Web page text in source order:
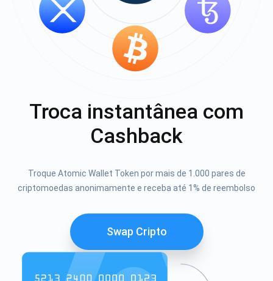
Troca instantânea com
Cashback
Troque Atomic Wallet Token por mais de 1.000 pares de
criptomoedas anonimamente e receba até 1% de reembolso
Swap Cripto